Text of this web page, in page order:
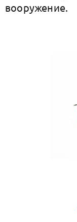
вооружение.